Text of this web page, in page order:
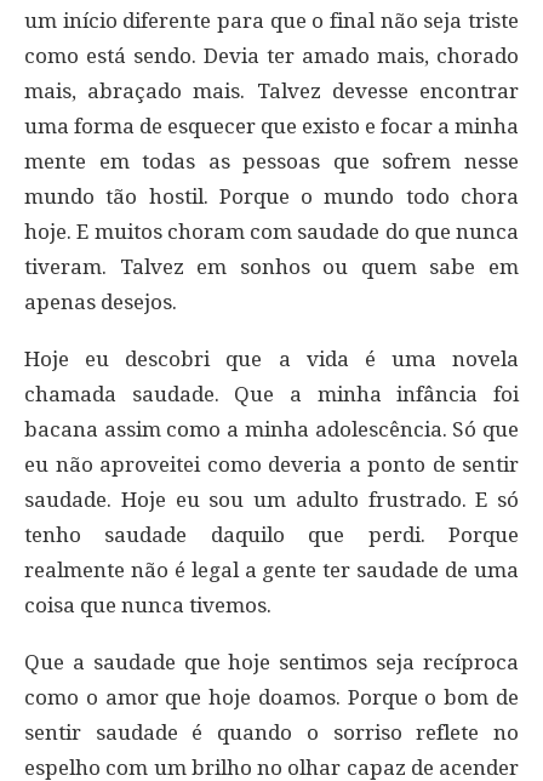
um início diferente para que o final não seja triste
como está sendo. Devia ter amado mais, chorado
mais, abraçado mais. Talvez devesse encontrar
uma forma de esquecer que existo e focar a minha
mente em todas as pessoas que sofrem nesse
mundo tão hostil. Porque o mundo todo chora
hoje. E muitos choram com saudade do que nunca
tiveram. Talvez em sonhos ou quem sabe em
apenas desejos.
Hoje eu descobri que a vida é uma novela
chamada saudade. Que a minha infância foi
bacana assim como a minha adolescência. Só que
eu não aproveitei como deveria a ponto de sentir
saudade. Hoje eu sou um adulto frustrado. E só
tenho saudade daquilo que perdi. Porque
realmente não é legal a gente ter saudade de uma
coisa que nunca tivemos.
Que a saudade que hoje sentimos seja recíproca
como o amor que hoje doamos. Porque o bom de
sentir saudade é quando o sorriso reflete no
espelho com um brilho no olhar capaz de acender